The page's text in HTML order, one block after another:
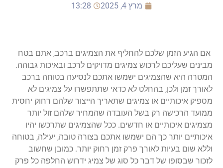
מרץ 4, 2025 13:28
אם הגיע הזמן שלכם להחליף את הצמיגים ברכב, אתם בטח
מבינים שעליכם לרכוש צמיגים מדויקים לרכב ובאיכות גבוהה.
המטרה היא שהצמיגים ישמשו אתכם לנסיעה בטוחה ברכב
לאורך זמן ולכן, בהחלט לא כדאי שתתפשרו על צמיגים לא
מספיק איכותיים או צמיגים שתאריך הייצור שלהם רחוק יחסית
ממועד הרכישה רק בשל העובדה שהמחיר שלהם זול יותר
מצמיגים איכותיים או חדשים. ככל שהצמיגים שתרכשו יהיו
איכותיים יותר כך הם ישמשו אתכם בצורה טובה, יעילה, בטוחה
וללא שום בעיות לאורך פרק זמן רחוק יותר. כמובן שחשוב
לזכור שבסופו של דבר כל סוג של צמיג ידרוש החלפה כל פרק